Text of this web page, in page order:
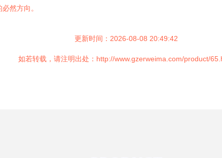
然方向。
更新时间：2026-08-08 20:49:42
如若转载，请注明出处：http://www.gzerweima.com/product/